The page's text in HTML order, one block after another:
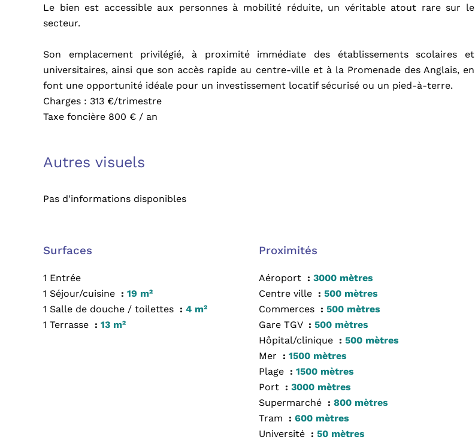
Le bien est accessible aux personnes à mobilité réduite, un véritable atout rare sur le
secteur.
Son emplacement privilégié, à proximité immédiate des établissements scolaires et
universitaires, ainsi que son accès rapide au centre-ville et à la Promenade des Anglais, en
font une opportunité idéale pour un investissement locatif sécurisé ou un pied-à-terre.
Charges : 313 €/trimestre
Taxe foncière 800 € / an
Autres visuels
Pas d'informations disponibles
Surfaces
1 Entrée
1 Séjour/cuisine
19 m²
1 Salle de douche / toilettes
4 m²
1 Terrasse
13 m²
Proximités
Aéroport
3000 mètres
Centre ville
500 mètres
Commerces
500 mètres
Gare TGV
500 mètres
Hôpital/clinique
500 mètres
Mer
1500 mètres
Plage
1500 mètres
Port
3000 mètres
Supermarché
800 mètres
Tram
600 mètres
Université
50 mètres